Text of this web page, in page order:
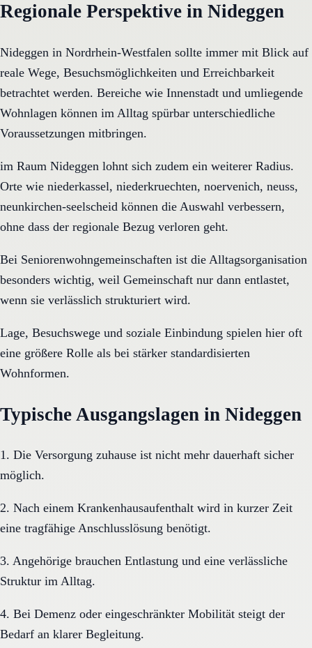
Regionale Perspektive in Nideggen
Nideggen in Nordrhein-Westfalen sollte immer mit Blick auf
reale Wege, Besuchsmöglichkeiten und Erreichbarkeit
betrachtet werden. Bereiche wie Innenstadt und umliegende
Wohnlagen können im Alltag spürbar unterschiedliche
Voraussetzungen mitbringen.
im Raum Nideggen lohnt sich zudem ein weiterer Radius.
Orte wie niederkassel, niederkruechten, noervenich, neuss,
neunkirchen-seelscheid können die Auswahl verbessern,
ohne dass der regionale Bezug verloren geht.
Bei Seniorenwohngemeinschaften ist die Alltagsorganisation
besonders wichtig, weil Gemeinschaft nur dann entlastet,
wenn sie verlässlich strukturiert wird.
Lage, Besuchswege und soziale Einbindung spielen hier oft
eine größere Rolle als bei stärker standardisierten
Wohnformen.
Typische Ausgangslagen in Nideggen
1. Die Versorgung zuhause ist nicht mehr dauerhaft sicher
möglich.
2. Nach einem Krankenhausaufenthalt wird in kurzer Zeit
eine tragfähige Anschlusslösung benötigt.
3. Angehörige brauchen Entlastung und eine verlässliche
Struktur im Alltag.
4. Bei Demenz oder eingeschränkter Mobilität steigt der
Bedarf an klarer Begleitung.